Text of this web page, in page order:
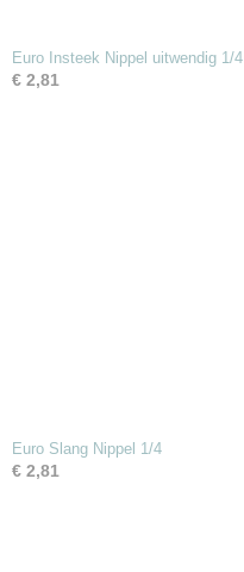
Euro Insteek Nippel uitwendig 1/4
€ 2,81
Euro Slang Nippel 1/4
€ 2,81